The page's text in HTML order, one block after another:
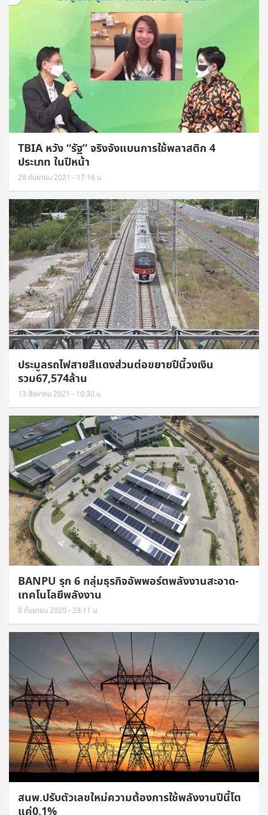
TBIA หวัง “รัฐ” จริงจังแบนการใช้พลาสติก 4
ประเภท ในปีหน้า
28 กันยายน 2021 - 17:16 น.
ประมูลรถไฟสายสีแดงส่วนต่อขยายปีนี้วงเงิน
รวม67,574ล้าน
13 สิงหาคม 2021 - 10:30 น.
BANPU รุก 6 กลุ่มธุรกิจอัพพอร์ตพลังงานสะอาด-
เทคโนโลยีพลังงาน
8 กันยายน 2020 - 23:11 น.
สนพ.ปรับตัวเลขใหม่ความต้องการใช้พลังงานปีนี้โต
แค่0.1%